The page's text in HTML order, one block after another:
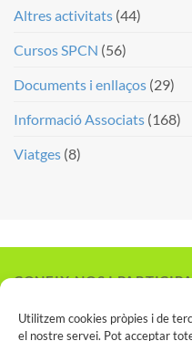
Utilitzem cookies pròpies i de
el nostre servei. Pot acceptar
Altres activitats (44)
Cursos SPCN (56)
Documents i enllaços (29)
Informació Associats (168)
Viatges (8)
CONEIX-NOS I
Vols